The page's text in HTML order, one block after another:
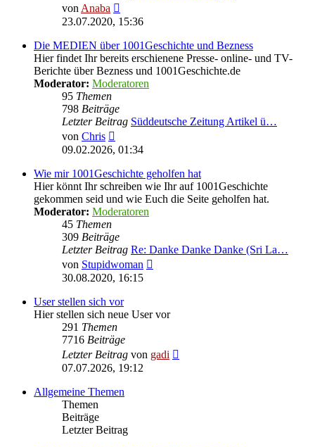
von Anaba
Beitrag
23.07.2020, 15:36
Die MEDIEN über 1001Geschichte und Bezness
Hier findet Ihr bereits erschienene Presse- online- und TV-
Berichte über Bezness und 1001Geschichte.de
Moderator: Moderatoren
95 Themen
798 Beiträge
Letzter Beitrag Süddeutsche Zeitung Artikel ü…
von Chris
Beitrag
09.02.2026, 01:34
Wie mir 1001Geschichte geholfen hat
Hier könnt Ihr schreiben wie Ihr auf 1001Geschichte
gekommen seid und wie Euch die Seite geholfen hat.
Moderator: Moderatoren
45 Themen
309 Beiträge
Letzter Beitrag Re: Danke Danke Danke (Sri La…
von Stupidwoman
30.08.2020, 16:15
User stellen sich vor
Hier stellen sich neue User vor
291 Themen
7716 Beiträge
Letzter Beitrag von gadi
07.07.2026, 19:12
Allgemeine Themen
Themen
Beiträge
Letzter Beitrag